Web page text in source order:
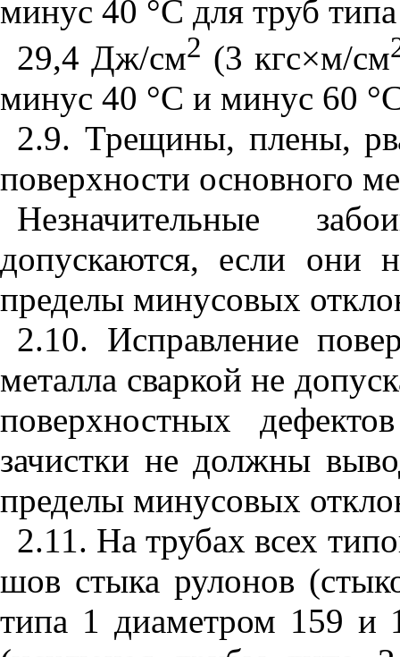
минус 40 °С для труб
29,4 Дж/см2 (3 кгс×м/см
минус 40 °С и минус 60 °
2.9. Трещины, плены,
поверхности основного
Незначительные
допускаются, если они
пределы минусовых
2.10. Исправление
металла сваркой не
поверхностных
зачистки не должны
пределы минусовых
2.11. На трубах всех
шов стыка рулонов
типа 1 диаметром 159